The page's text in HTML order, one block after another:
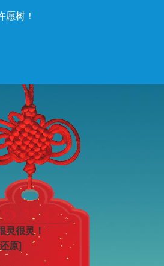
愿树！
灵很灵！
原]